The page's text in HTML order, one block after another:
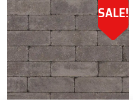
SALE!